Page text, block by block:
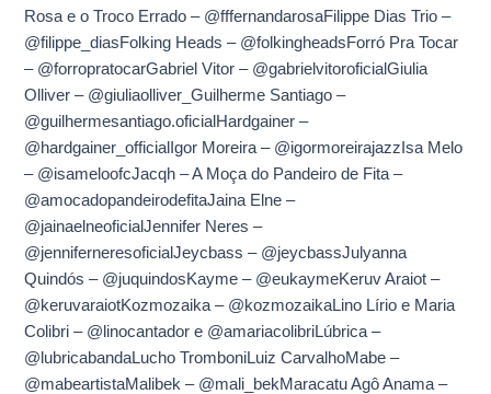
Rosa e o Troco Errado – @fffernandarosaFilippe Dias Trio –
@filippe_diasFolking Heads – @folkingheadsForró Pra Tocar
– @forropratocarGabriel Vitor – @gabrielvitoroficialGiulia
Olliver – @giuliaolliver_Guilherme Santiago –
@guilhermesantiago.oficialHardgainer –
@hardgainer_officialIgor Moreira – @igormoreirajazzIsa Melo
– @isameloofcJacqh – A Moça do Pandeiro de Fita –
@amocadopandeirodefitaJaina Elne –
@jainaelneoficialJennifer Neres –
@jenniferneresoficialJeycbass – @jeycbassJulyanna
Quindós – @juquindosKayme – @eukaymeKeruv Araiot –
@keruvaraiotKozmozaika – @kozmozaikaLino Lírio e Maria
Colibri – @linocantador e @amariacolibriLúbrica –
@lubricabandaLucho TromboniLuiz CarvalhoMabe –
@mabeartistaMalibek – @mali_bekMaracatu Agô Anama –